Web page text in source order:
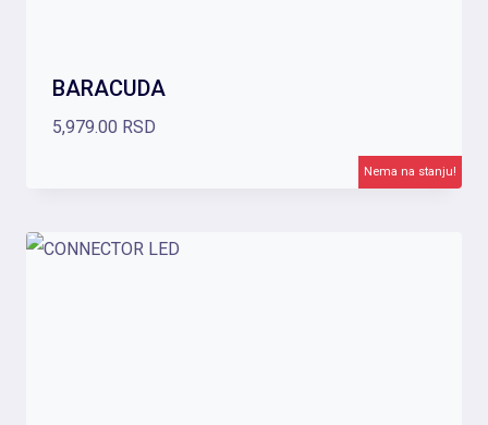
Nema na stanju!
BARACUDA
5,979.00 RSD